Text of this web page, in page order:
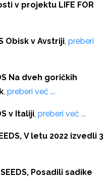
v projektu LIFE FOR
Obisk v Avstriji, preberi
Na dveh goričkih
, preberi več ...
v Italiji, preberi več ...
V letu 2022 izvedli 3
Posadili sadike